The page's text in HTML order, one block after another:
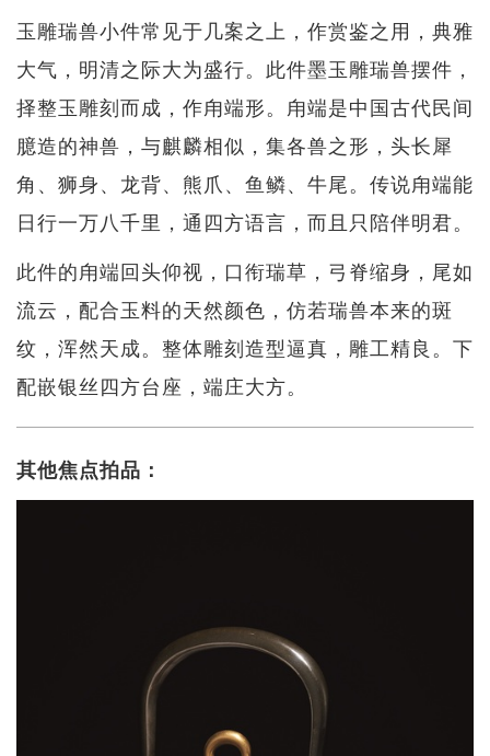
玉雕瑞兽小件常见于几案之上，作赏鉴之用，典雅
大气，明清之际大为盛行。此件墨玉雕瑞兽摆件，
择整玉雕刻而成，作甪端形。甪端是中国古代民间
臆造的神兽，与麒麟相似，集各兽之形，头长犀
角、狮身、龙背、熊爪、鱼鳞、牛尾。传说甪端能
日行一万八千里，通四方语言，而且只陪伴明君。
此件的甪端回头仰视，口衔瑞草，弓脊缩身，尾如
流云，配合玉料的天然颜色，仿若瑞兽本来的斑
纹，浑然天成。整体雕刻造型逼真，雕工精良。下
配嵌银丝四方台座，端庄大方。
其他焦点拍品：